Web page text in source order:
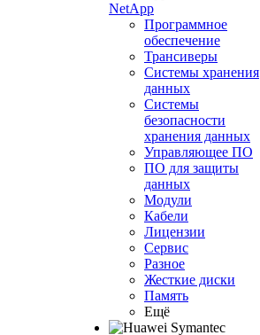
NetApp
Программное
обеспечение
Трансиверы
Системы хранения
данных
Системы
безопасности
хранения данных
Управляющее ПО
ПО для защиты
данных
Модули
Кабели
Лицензии
Сервис
Разное
Жесткие диски
Память
Ещё